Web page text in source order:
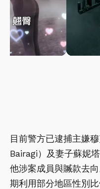
目前警方已逮捕主嫌
Bairagi）及妻子蘇妮
他涉案成員與贓款去
期利用部分地區性別